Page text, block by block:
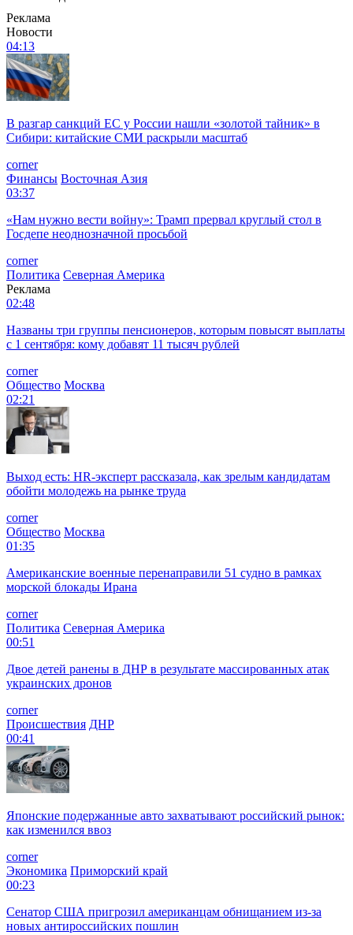
Реклама
Новости
04:13
В разгар санкций ЕС у России нашли «золотой тайник» в
Сибири: китайские СМИ раскрыли масштаб
corner
Финансы Восточная Азия
03:37
«Нам нужно вести войну»: Трамп прервал круглый стол в
Госдепе неоднозначной просьбой
corner
Политика Северная Америка
Реклама
02:48
Названы три группы пенсионеров, которым повысят выплаты
с 1 сентября: кому добавят 11 тысяч рублей
corner
Общество Москва
02:21
Выход есть: HR-эксперт рассказала, как зрелым кандидатам
обойти молодежь на рынке труда
corner
Общество Москва
01:35
Американские военные перенаправили 51 судно в рамках
морской блокады Ирана
corner
Политика Северная Америка
00:51
Двое детей ранены в ДНР в результате массированных атак
украинских дронов
corner
Происшествия ДНР
00:41
Японские подержанные авто захватывают российский рынок:
как изменился ввоз
corner
Экономика Приморский край
00:23
Сенатор США пригрозил американцам обнищанием из-за
новых антироссийских пошлин